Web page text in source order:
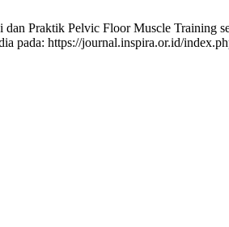
Praktik Pelvic Floor Muscle Training
pada: https://journal.inspira.or.id/